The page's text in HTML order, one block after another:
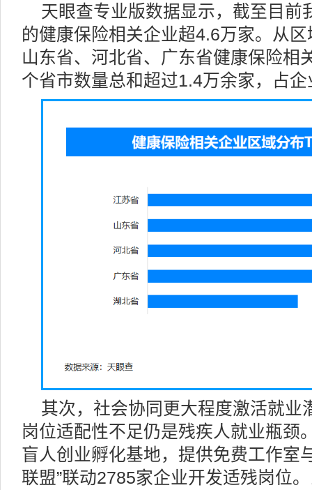
天眼查专业版数据显示，截至目前
的健康保险相关企业超4.6万家。从
山东省、河北省、广东省健康保险相
个省市数量总和超过1.4万余家，占
其次，社会协同更大程度激活就业
岗位适配性不足仍是残疾人就业瓶颈
盲人创业孵化基地，提供免费工作室
联盟”联动2785家企业开发适残岗位